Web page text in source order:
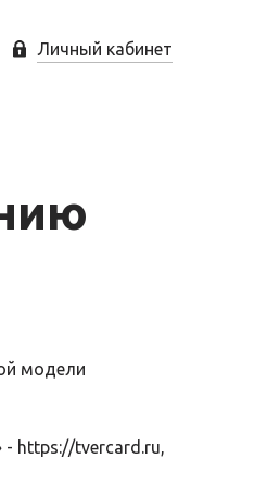
Личный кабинет
модели
- https://tvercard.ru,